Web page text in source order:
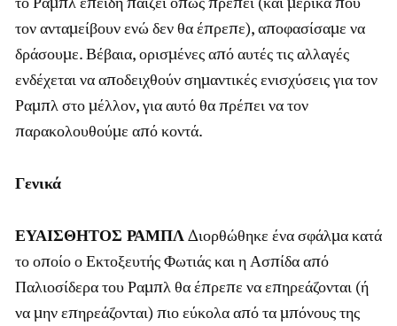
τον ανταμείβουν ενώ δεν θα έπρεπε), αποφασίσαμε να
δράσουμε. Βέβαια, ορισμένες από αυτές τις αλλαγές
ενδέχεται να αποδειχθούν σημαντικές ενισχύσεις για τον
Ραμπλ στο μέλλον, για αυτό θα πρέπει να τον
παρακολουθούμε από κοντά.
Γενικά
ΕΥΑΙΣΘΗΤΟΣ ΡΑΜΠΛΔιορθώθηκε ένα σφάλμα κατά
το οποίο ο Εκτοξευτής Φωτιάς και η Ασπίδα από
Παλιοσίδερα του Ραμπλ θα έπρεπε να επηρεάζονται (ή
να μην επηρεάζονται) πιο εύκολα από τα μπόνους της